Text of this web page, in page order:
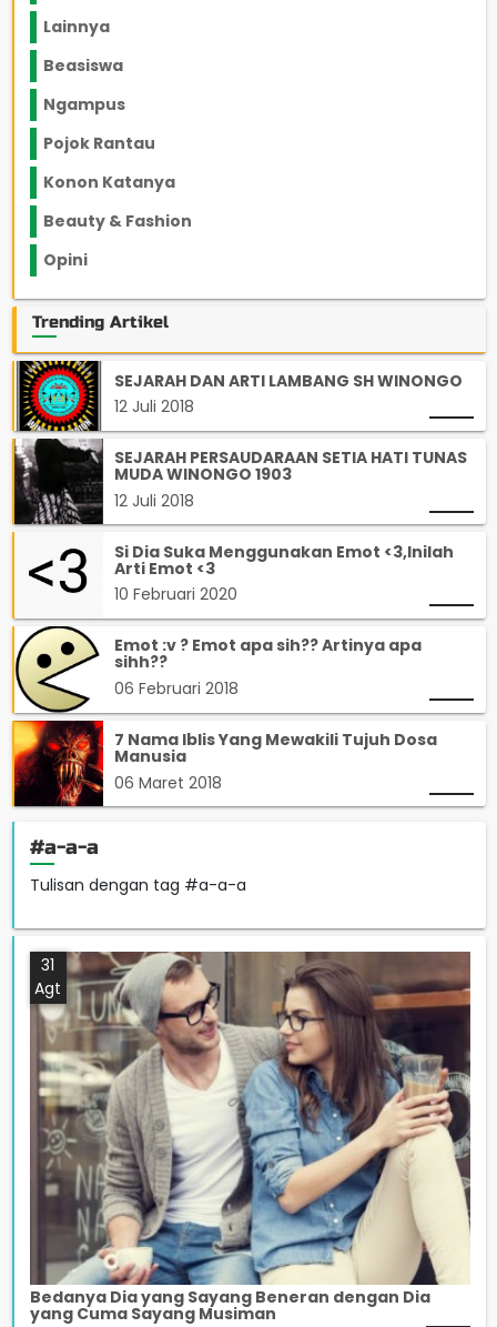
Lainnya
Beasiswa
Ngampus
Pojok Rantau
Konon Katanya
Beauty & Fashion
Opini
Trending Artikel
SEJARAH DAN ARTI LAMBANG SH WINONGO
12 Juli 2018
SEJARAH PERSAUDARAAN SETIA HATI TUNAS
MUDA WINONGO 1903
12 Juli 2018
Si Dia Suka Menggunakan Emot <3,Inilah
Arti Emot <3
10 Februari 2020
Emot :v ? Emot apa sih?? Artinya apa
sihh??
06 Februari 2018
7 Nama Iblis Yang Mewakili Tujuh Dosa
Manusia
06 Maret 2018
#a-a-a
Tulisan dengan tag #a-a-a
31
Agt
Bedanya Dia yang Sayang Beneran dengan Dia
yang Cuma Sayang Musiman